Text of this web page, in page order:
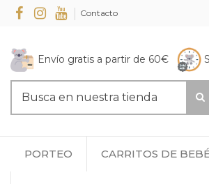
Contacto
Envío gratis a partir de 60€
PORTEO CARRITOS DE